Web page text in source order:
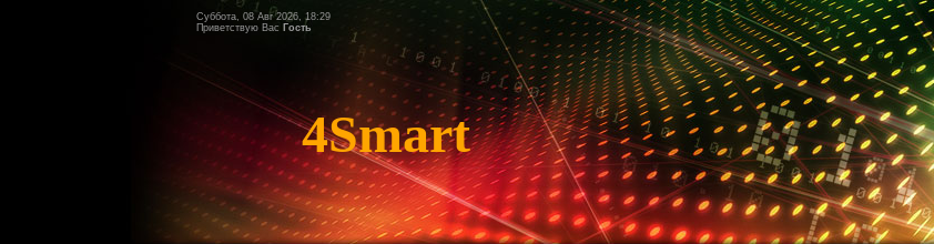
Суббота, 08 Авг 2026, 18:29
Приветствую Вас Гость
4Smart